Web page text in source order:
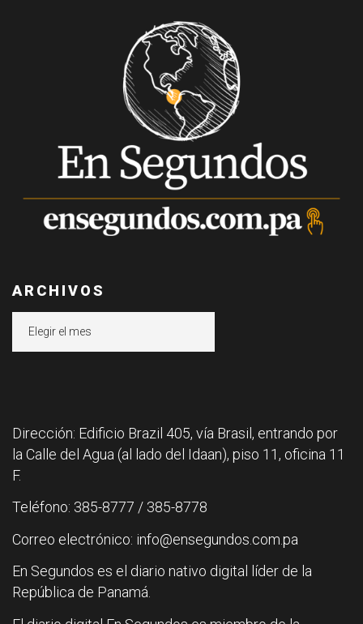
ARCHIVOS
Dirección: Edificio Brazil 405, vía Brasil, entrando por
la Calle del Agua (al lado del Idaan), piso 11, oficina 11
F.
Teléfono: 385-8777 / 385-8778
Correo electrónico: info@ensegundos.com.pa
En Segundos es el diario nativo digital líder de la
República de Panamá.